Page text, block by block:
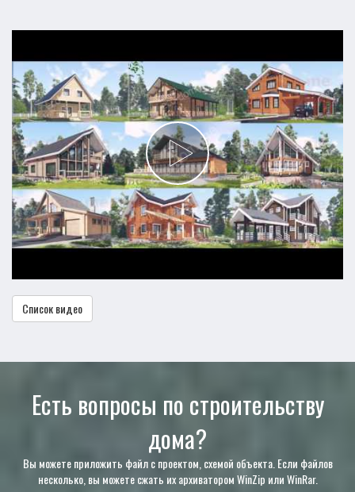
Список видео
Есть вопросы по строительству
дома?
Вы можете приложить файл с проектом, схемой объекта. Если файлов
несколько, вы можете сжать их архиватором WinZip или WinRar.